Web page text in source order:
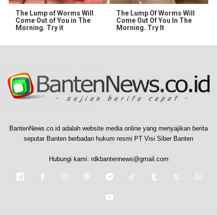
The Lump of Worms Will
Come Out of You in The
Morning. Try it
The Lump Of Worms Will
Come Out Of You In The
Morning. Try It
BantenNews.co.id adalah website media online yang menyajikan berita
seputar Banten berbadan hukum resmi PT Visi Siber Banten
Hubungi kami: rdkbantennews@gmail.com